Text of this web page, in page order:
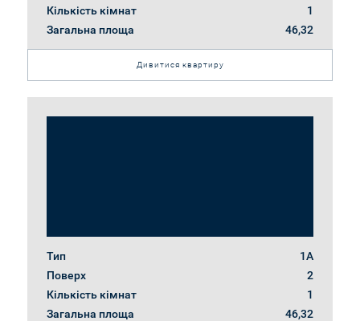
Кількість кімнат
1
Загальна площа
46,32
Дивитися квартиру
Тип
1А
Поверх
2
Кількість кімнат
1
Загальна площа
46,32